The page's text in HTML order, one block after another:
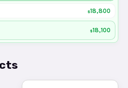
$18,800
$18,100